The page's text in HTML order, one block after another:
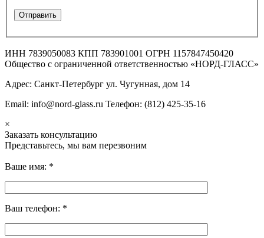
ИНН 7839050083 КПП 783901001 ОГРН 1157847450420
Общество с ограниченной ответственностью «НОРД-ГЛАСС»
Адрес: Санкт-Петербург ул. Чугунная, дом 14
Email: info@nord-glass.ru Телефон: (812) 425-35-16
×
Заказать консультацию
Представьтесь, мы вам перезвоним
Ваше имя: *
Ваш телефон: *